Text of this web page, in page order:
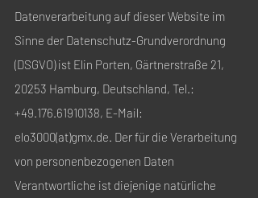
Datenverarbeitung auf dieser Website im
Sinne der Datenschutz-Grundverordnung
(DSGVO) ist Elin Porten, Gärtnerstraße 21,
20253 Hamburg, Deutschland, Tel.:
+49.176.61910138, E-Mail:
elo3000(at)gmx.de. Der für die Verarbeitung
von personenbezogenen Daten
Verantwortliche ist diejenige natürliche